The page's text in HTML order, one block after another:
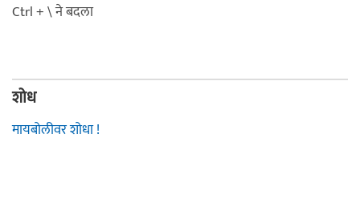
Ctrl + \ ने बदला
शोध
मायबोलीवर शोधा !